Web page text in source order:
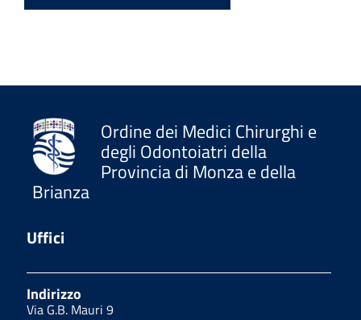
Ordine dei Medici Chirurghi e
degli Odontoiatri della
Provincia di Monza e della
Brianza
Uffici
Indirizzo
Via G.B. Mauri 9